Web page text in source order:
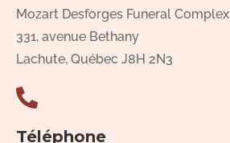
Mozart Desforges Funeral Complex
331, avenue Bethany
Lachute, Québec J8H 2N3
Téléphone